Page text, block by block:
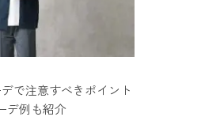
で注意すべきポイント
デ例も紹介